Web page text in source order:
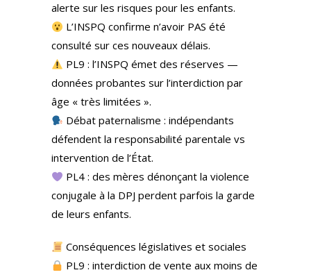
alerte sur les risques pour les enfants.
L’INSPQ confirme n’avoir PAS été
consulté sur ces nouveaux délais.
PL9 : l’INSPQ émet des réserves —
données probantes sur l’interdiction par
âge « très limitées ».
Débat paternalisme : indépendants
défendent la responsabilité parentale vs
intervention de l’État.
PL4 : des mères dénonçant la violence
conjugale à la DPJ perdent parfois la garde
de leurs enfants.
Conséquences législatives et sociales
PL9 : interdiction de vente aux moins de